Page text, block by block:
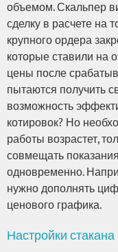
объемом. Скальпер
сделку в расчете на
крупного ордера
которые ставили на
цены после
пытаются получить
возможность
котировок? Но
работы возрастет,
совмещать
одновременно.
нужно дополнять
ценового графика.
Настройки стакана